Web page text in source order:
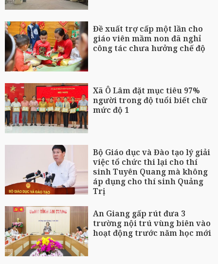
Đề xuất trợ cấp một lần cho
giáo viên mầm non đã nghỉ
công tác chưa hưởng chế độ
Xã Ô Lâm đặt mục tiêu 97%
người trong độ tuổi biết chữ
mức độ 1
Bộ Giáo dục và Đào tạo lý giải
việc tổ chức thi lại cho thí
sinh Tuyên Quang mà không
áp dụng cho thí sinh Quảng
Trị
An Giang gấp rút đưa 3
trường nội trú vùng biên vào
hoạt động trước năm học mới